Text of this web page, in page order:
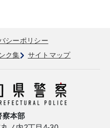
シーポリシー
ク集 サイトマップ
察本部